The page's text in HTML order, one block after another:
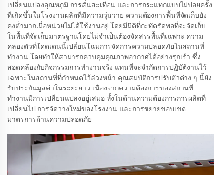
เปลี่ยนแปลงอุณหภูมิ การสั่นสะเทือน และการกระแทกแบบไม่บ่อยครั้ง
ที่เกิดขึ้นในโรงงานผลิตที่มีความวุ่นวาย ความต้องการพื้นที่จัดเก็บยัง
คงต่ำมากเมื่อหน่วยไม่ได้ใช้งานอยู่ โดยมีมิติที่กะทัดรัดพอที่จะจัดเก็บ
ในพื้นที่จัดเก็บมาตรฐานโดยไม่จำเป็นต้องจัดสรรพื้นที่เฉพาะ ความ
คล่องตัวที่โดดเด่นนี้เปลี่ยนโฉมการจัดการความปลอดภัยในสถานที่
ทำงาน โดยทำให้สามารถควบคุมคุณภาพอากาศได้อย่างรุกเร้า ซึ่ง
สอดคล้องกับกิจกรรมการทำงานจริง แทนที่จะจำกัดการปฏิบัติงานไว้
เฉพาะในสถานที่ที่กำหนดไว้ล่วงหน้า คุณสมบัติการปรับตัวต่าง ๆ นี้ยัง
รับประกันมูลค่าในระยะยาว เนื่องจากความต้องการของสถานที่
ทำงานมีการเปลี่ยนแปลงอยู่เสมอ ทั้งในด้านความต้องการการผลิตที่
เปลี่ยนไป การจัดวางใหม่ของโรงงาน และการขยายขอบเขต
มาตรการด้านความปลอดภัย